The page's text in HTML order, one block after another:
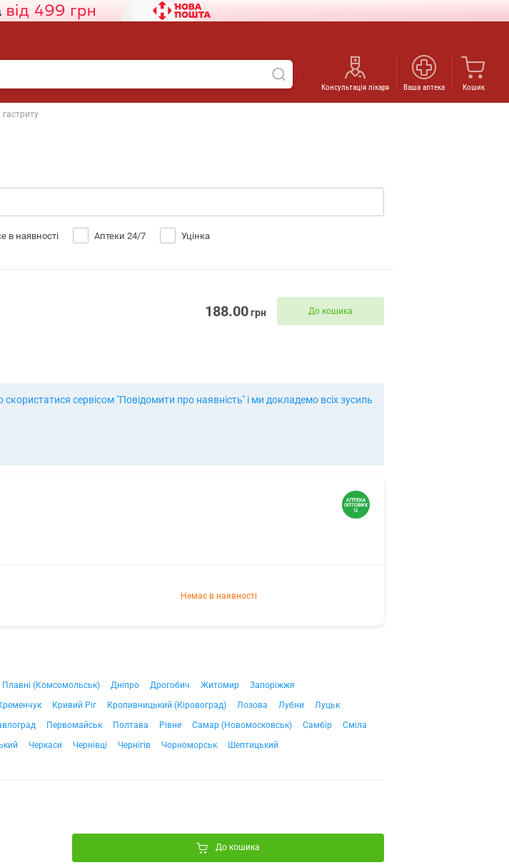
Консультація лікаря Ваша аптека Кошик
в наявності Аптеки 24/7 Уцінка
188.00грн До кошика
сервісом "Повідомити про наявність" і ми докладемо всіх зусиль
Немає в наявності
Плавні (Комсомольськ) Дніпро Дрогобич Житомир
Запоріжжя
Кривий Ріг Кропивницький (Кіровоград) Лозова Лубни
Луцьк
Первомайськ Полтава Рівне Самар (Новомосковськ) Самбір
Сміла
Черкаси Чернівці Чернігів Чорноморськ Шептицький
До кошика